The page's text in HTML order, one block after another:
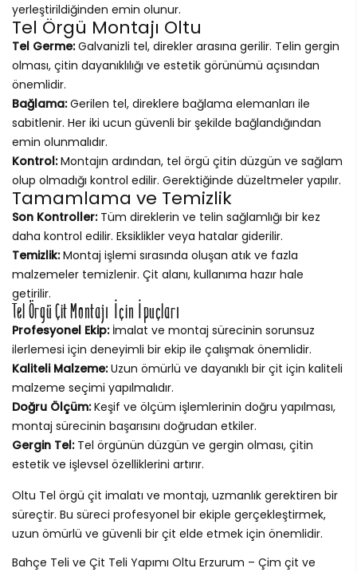
yerleştirildiğinden emin olunur.
Tel Örgü Montajı Oltu
Tel Germe:Galvanizli tel, direkler arasına gerilir. Telin gergin
olması, çitin dayanıklılığı ve estetik görünümü açısından
önemlidir.
Bağlama:Gerilen tel, direklere bağlama elemanları ile
sabitlenir. Her iki ucun güvenli bir şekilde bağlandığından
emin olunmalıdır.
Kontrol:Montajın ardından, tel örgü çitin düzgün ve sağlam
olup olmadığı kontrol edilir. Gerektiğinde düzeltmeler yapılır.
Tamamlama ve Temizlik
Son Kontroller:Tüm direklerin ve telin sağlamlığı bir kez
daha kontrol edilir. Eksiklikler veya hatalar giderilir.
Temizlik:Montaj işlemi sırasında oluşan atık ve fazla
malzemeler temizlenir. Çit alanı, kullanıma hazır hale
getirilir.
Tel Örgü Çit Montajı İçin İpuçları
Profesyonel Ekip:İmalat ve montaj sürecinin sorunsuz
ilerlemesi için deneyimli bir ekip ile çalışmak önemlidir.
Kaliteli Malzeme:Uzun ömürlü ve dayanıklı bir çit için kaliteli
malzeme seçimi yapılmalıdır.
Doğru Ölçüm:Keşif ve ölçüm işlemlerinin doğru yapılması,
montaj sürecinin başarısını doğrudan etkiler.
Gergin Tel:Tel örgünün düzgün ve gergin olması, çitin
estetik ve işlevsel özelliklerini artırır.
Oltu Tel örgü çit imalatı ve montajı, uzmanlık gerektiren bir
süreçtir. Bu süreci profesyonel bir ekiple gerçekleştirmek,
uzun ömürlü ve güvenli bir çit elde etmek için önemlidir.
Bahçe Teli ve Çit Teli Yapımı Oltu Erzurum – Çim çit ve